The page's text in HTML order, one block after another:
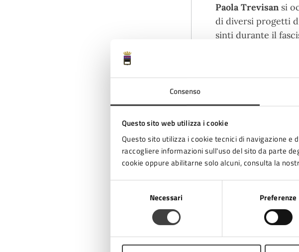
Consenso
Questo sito web utilizza i cookie
Questo sito utilizza i cookie tecnici di navigazione
raccogliere informazioni sull'uso del sito da parte
cookie oppure abilitarne solo alcuni, consulta la
Necessari Preferenze
Paola Trevisan si
di diversi progetti
sinti durante il
A chi è
A tutta la
Costi